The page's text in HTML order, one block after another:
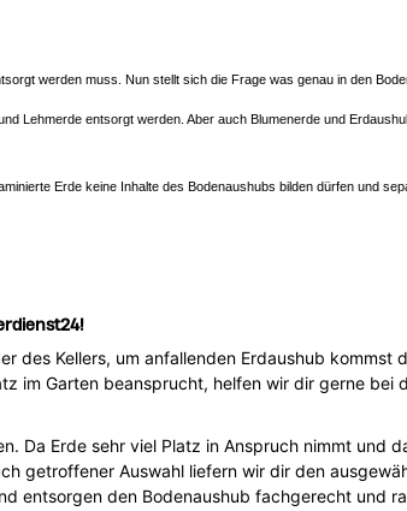
werden muss. Nun stellt sich die Frage was genau in den
Lehmerde entsorgt werden. Aber auch Blumenerde und
Erde keine Inhalte des Bodenaushubs bilden dürfen und
des Kellers, um anfallenden Erdaushub kommst
im Garten beansprucht, helfen wir dir gerne bei
Da Erde sehr viel Platz in Anspruch nimmt und
getroffener Auswahl liefern wir dir den
entsorgen den Bodenaushub fachgerecht und